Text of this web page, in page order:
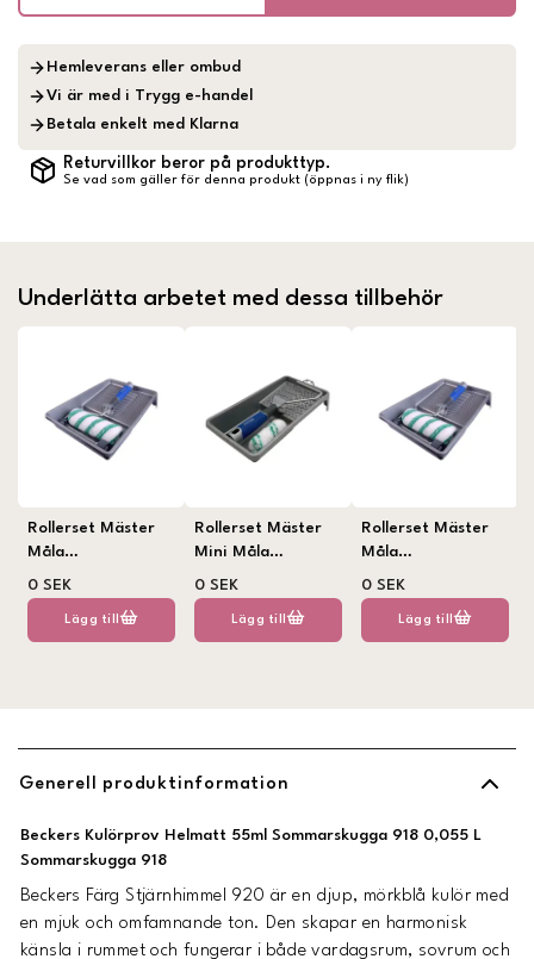
Hemleverans eller ombud
Vi är med i Trygg e-handel
Betala enkelt med Klarna
Returvillkor beror på produkttyp.
Se vad som gäller för denna produkt (öppnas i ny flik)
Underlätta arbetet med dessa tillbehör
Rollerset Mäster
Måla
vägg/tak/golv 18
cm
0 SEK
Lägg till
Rollerset Mäster
Mini Måla
vägg/tak 10 cm
0 SEK
Lägg till
Rollerset Mäster
Måla
vägg/tak/golv 23
cm
0 SEK
Lägg till
Generell produktinformation
Beckers Kulörprov Helmatt 55ml Sommarskugga 918 0,055 L
Sommarskugga 918
Beckers Färg Stjärnhimmel 920 är en djup, mörkblå kulör med
en mjuk och omfamnande ton. Den skapar en harmonisk
känsla i rummet och fungerar i både vardagsrum, sovrum och